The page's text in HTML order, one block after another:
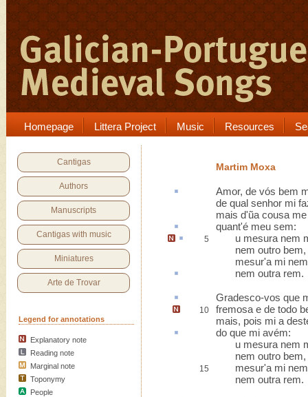
Homepage Littera Project Music Resources
Cantigas
Authors
Manuscripts
Cantigas with music
Miniatures
Arte de Trovar
Legend for annotations
Explanatory note
Reading note
Marginal note
Toponymy
People
Martim Moxa
Amor, de vós bem
de qual senhor mi
mais d'ũa cousa
quant'é meu sem:
5
u mesura nem
nem outro bem,
mesur'a mi nem
nem outra rem.
Gradesco-vos que
10 fremosa e de todo
mais, pois mi a
do que mi avém:
u mesura nem
nem outro bem,
15
mesur'a mi nem
nem outra rem.